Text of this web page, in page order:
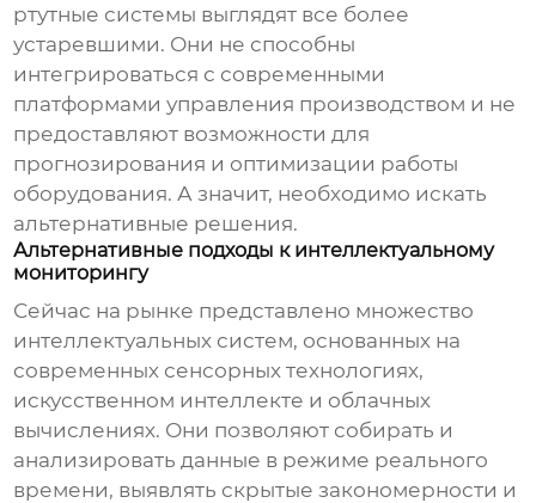
ртутные системы выглядят все более
устаревшими. Они не способны
интегрироваться с современными
платформами управления производством и не
предоставляют возможности для
прогнозирования и оптимизации работы
оборудования. А значит, необходимо искать
альтернативные решения.
Альтернативные подходы к интеллектуальному
мониторингу
Сейчас на рынке представлено множество
интеллектуальных систем, основанных на
современных сенсорных технологиях,
искусственном интеллекте и облачных
вычислениях. Они позволяют собирать и
анализировать данные в режиме реального
времени, выявлять скрытые закономерности и